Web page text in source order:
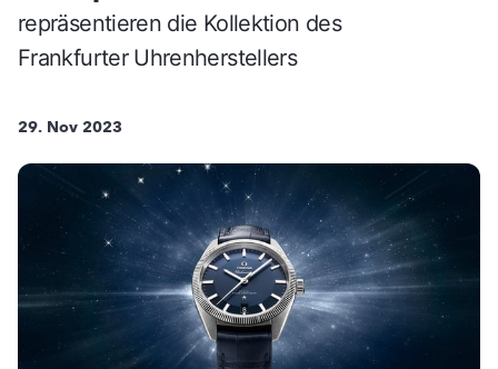
repräsentieren die Kollektion des
Frankfurter Uhrenherstellers
29. Nov 2023